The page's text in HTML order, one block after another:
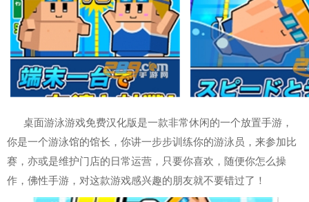
桌面游泳游戏免费汉化版是一款非常休闲的一个放置手游，
你是一个游泳馆的馆长，你讲一步步训练你的游泳员，来参加比
赛，亦或是维护门店的日常运营，只要你喜欢，随便你怎么操
作，佛性手游，对这款游戏感兴趣的朋友就不要错过了！